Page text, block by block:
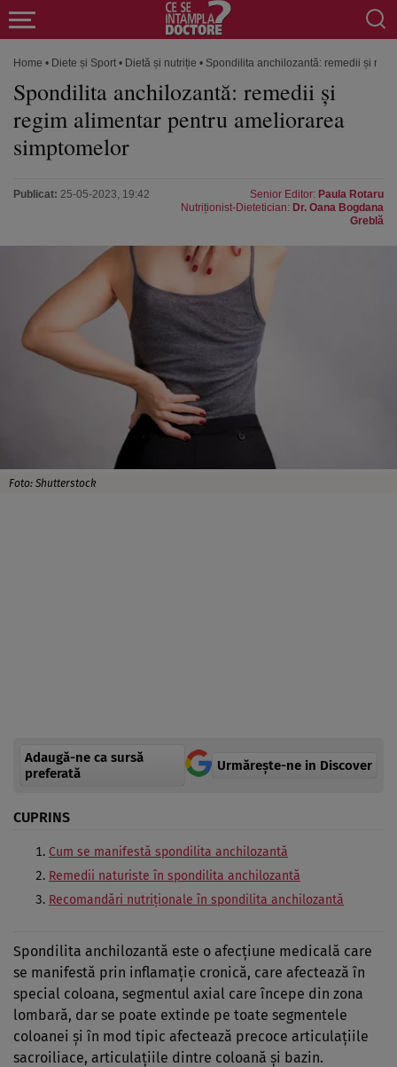
Home • Diete și Sport • Dietă și nutriție • Spondilita anchilozantă: remedii și
Spondilita anchilozantă: remedii și
regim alimentar pentru ameliorarea
simptomelor
Publicat: 25-05-2023, 19:42 Senior Editor: Paula Rotaru
Nutriționist-Dietetician: Dr. Oana Bogdana
Greblă
Foto: Shutterstock
Adaugă-ne ca sursă
preferată
Urmărește-ne in Discover
CUPRINS
Cum se manifestă spondilita anchilozantă
Remedii naturiste în spondilita anchilozantă
Recomandări nutriționale în spondilita anchilozantă
Spondilita anchilozantă este o afecțiune medicală care
se manifestă prin inflamație cronică, care afectează în
special coloana, segmentul axial care începe din zona
lombară, dar se poate extinde pe toate segmentele
coloanei și în mod tipic afectează precoce articulațiile
sacroiliace, articulațiile dintre coloană și bazin.